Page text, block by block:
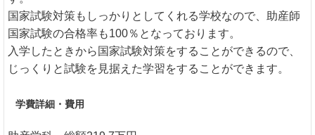
国家試験対策もしっかりとしてくれる学校なので、助産師
国家試験の合格率も100％となっております。
入学したときから国家試験対策をすることができるので、
じっくりと試験を見据えた学習をすることができます。
学費詳細・費用